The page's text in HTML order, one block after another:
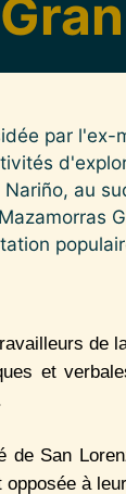
par
au
de
et
San
à